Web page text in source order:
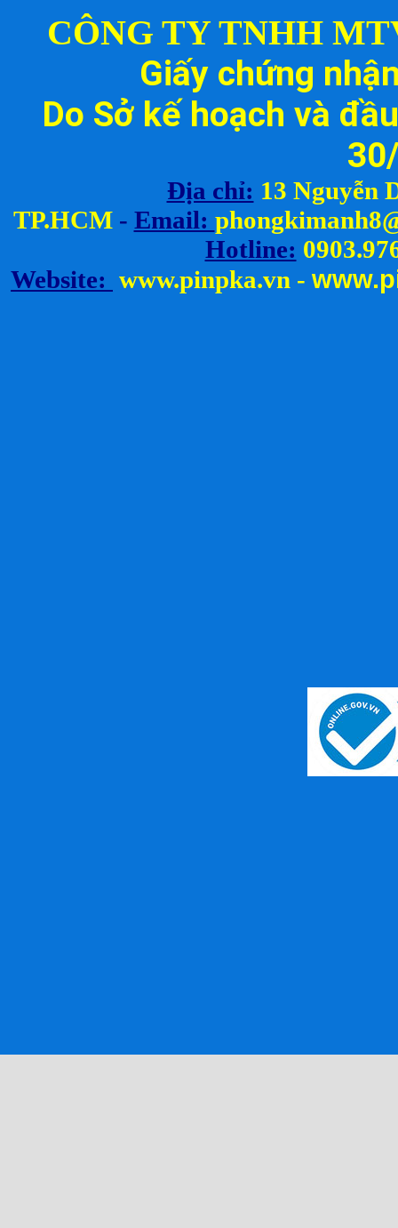
CÔNG TY TNHH
Giấy chứng
Do Sở kế hoạch và
Địa chỉ: 13 Nguyễn
TP.HCM - Email: ph
Hotline:
Website: www.pinpka.vn - www.